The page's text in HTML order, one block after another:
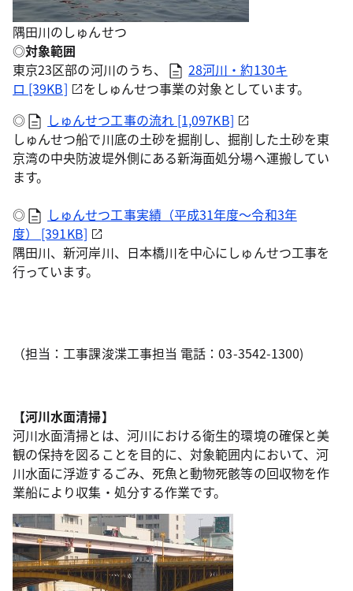
隅田川のしゅんせつ
◎対象範囲
東京23区部の河川のうち、
28河川・約130キ
ロ [39KB]
をしゅんせつ事業の対象としています。
◎
しゅんせつ工事の流れ [1,097KB]
しゅんせつ船で川底の土砂を掘削し、掘削した土砂を東
京湾の中央防波堤外側にある新海面処分場へ運搬してい
ます。
◎
しゅんせつ工事実績（平成31年度～令和3年
度） [391KB]
隅田川、新河岸川、日本橋川を中心にしゅんせつ工事を
行っています。
（担当：工事課浚渫工事担当 電話：03-3542-1300)
【河川水面清掃】
河川水面清掃とは、河川における衛生的環境の確保と美
観の保持を図ることを目的に、対象範囲内において、河
川水面に浮遊するごみ、死魚と動物死骸等の回収物を作
業船により収集・処分する作業です。